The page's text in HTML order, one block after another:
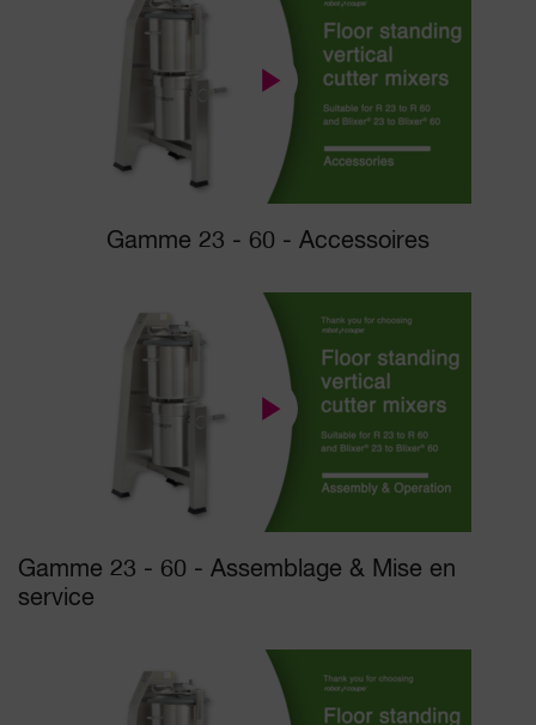
Gamme 23 - 60 - Accessoires
Gamme 23 - 60 - Assemblage & Mise en
service